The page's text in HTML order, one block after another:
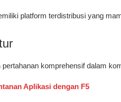
platform terdistribusi yang
komprehensif dalam
Aplikasi dengan F5